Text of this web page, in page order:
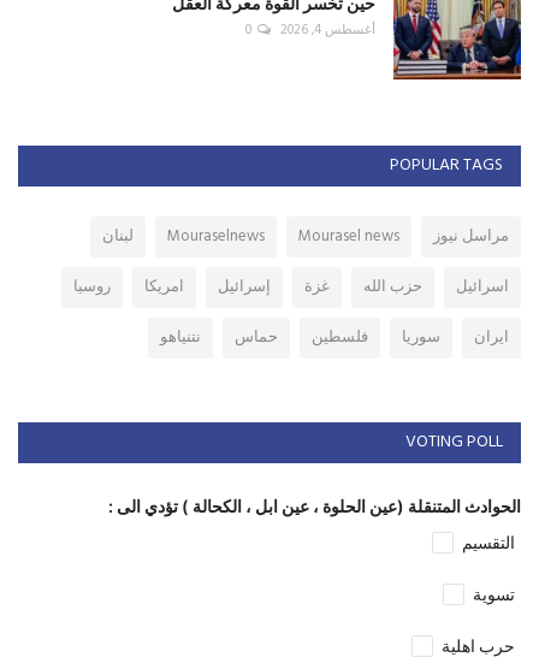
أغسطس 4, 2026 0
POPULAR TAGS
مراسل نيوز Mourasel news
Mouraselnews
لبنان
اسرائيل
حزب الله غزة إسرائيل امريكا
روسيا
ايران
سوريا فلسطين حماس نتنياهو
VOTING POLL
الحوادث المتنقلة (عين الحلوة ، عين ابل ، الكحالة ) تؤدي الى :
التقسيم
تسوية
حرب اهلية